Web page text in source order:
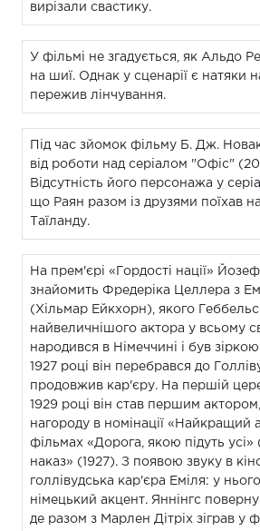
вирізали свастику.
У фільмі не згадується, як Альдо
на шиї. Однак у сценарії є натяки
пережив лінчування.
Під час зйомок фільму Б. Дж.
від роботи над серіалом "Офіс"
Відсутність його персонажа у
що Раян разом із друзями поїхав
Таїланду.
На прем'єрі «Гордості нації»
знайомить Фредеріка Целлера з
(Хільмар Ейкхорн), якого
найвеличнішого актора у всьому
народився в Німеччині і був
1927 році він перебрався до
продовжив кар'єру. На першій
1929 році він став першим
нагороду в номінації «Найкращий
фільмах «Дорога, якою підуть усі»
наказ» (1927). З появою звуку в
голлівудська кар'єра Еміля: у
німецький акцент. Яннінгс
де разом з Марлен Дітріх зіграв у